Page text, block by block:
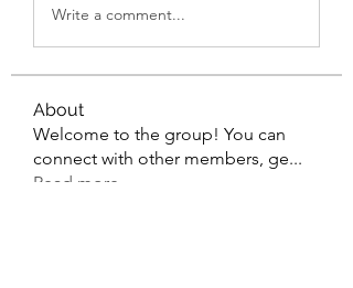
Write a comment...
About
Welcome to the group! You can
connect with other members, ge...
Read more